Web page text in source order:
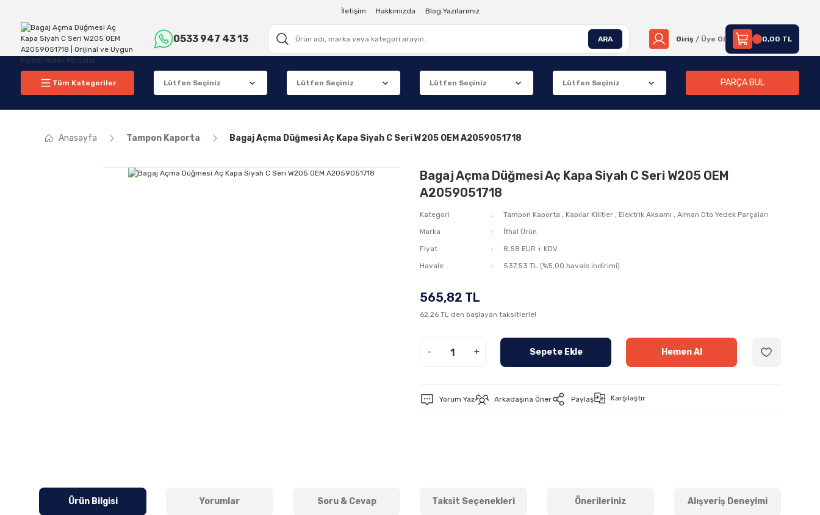
İletişim Hakkımızda Blog Yazılarımız
0533 947 43 13 ARA Giriş / Üye Ol 0,00 TL
Tüm Kategoriler PARÇA BUL
Anasayfa Tampon Kaporta Bagaj Açma Düğmesi Aç Kapa Siyah C Seri W205 OEM A2059051718
Bagaj Açma Düğmesi Aç Kapa Siyah C Seri W205 OEM
A2059051718
Kategori Tampon Kaporta , Kapılar Kilitler , Elektrik Aksamı ,Alman Oto Yedek Parçaları
Marka
İthal Ürün
Fiyat
8,58 EUR + KDV
Havale
537,53 TL (%5,00 havale indirimi)
565,82 TL
62,26 TL den başlayan taksitlerle!
- + Sepete Ekle Hemen Al
Yorum Yaz Arkadaşına Öner Paylaş Karşılaştır
Ürün Bilgisi Yorumlar Soru & Cevap Taksit Seçenekleri Önerileriniz Alışveriş Deneyimi